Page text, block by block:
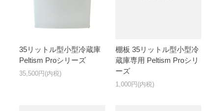
35リットル型小型冷蔵庫
Peltism Proシリーズ
35,500円(内税)
棚板 35リットル型小型冷
蔵庫専用 Peltism Proシリ
ーズ
1,000円(内税)